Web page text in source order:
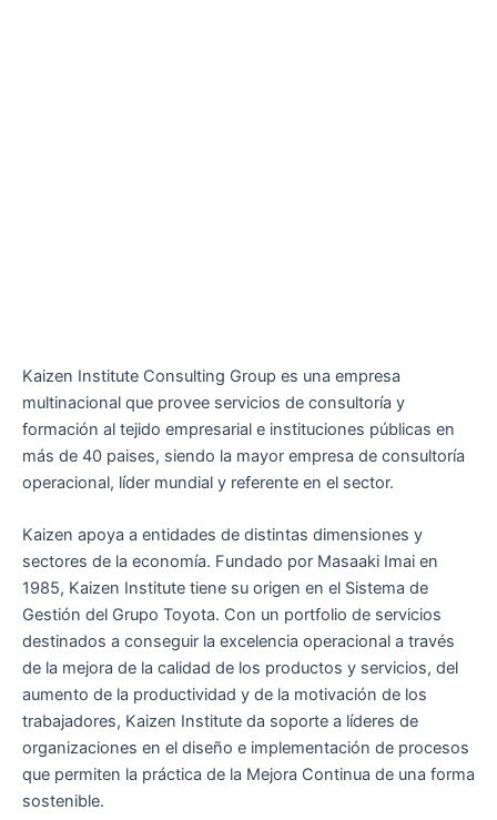
Kaizen Institute Consulting Group es una empresa
multinacional que provee servicios de consultoría y
formación al tejido empresarial e instituciones públicas en
más de 40 paises, siendo la mayor empresa de consultoría
operacional, líder mundial y referente en el sector.
Kaizen apoya a entidades de distintas dimensiones y
sectores de la economía. Fundado por Masaaki Imai en
1985, Kaizen Institute tiene su origen en el Sistema de
Gestión del Grupo Toyota. Con un portfolio de servicios
destinados a conseguir la excelencia operacional a través
de la mejora de la calidad de los productos y servicios, del
aumento de la productividad y de la motivación de los
trabajadores, Kaizen Institute da soporte a líderes de
organizaciones en el diseño e implementación de procesos
que permiten la práctica de la Mejora Continua de una forma
sostenible.